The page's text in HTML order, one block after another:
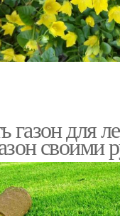
газон для
своими